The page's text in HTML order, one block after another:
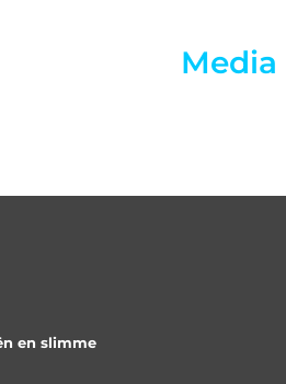
Media
en slimme